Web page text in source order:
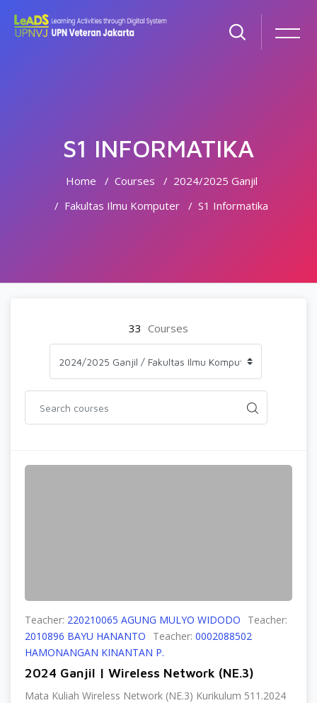
S1 INFORMATIKA
Home Courses
2024/2025 Ganjil
Fakultas Ilmu Komputer
S1 Informatika
33 Courses
Teacher: 220210065 AGUNG MULYO WIDODO
Teacher:
2010896 BAYU HANANTO
Teacher: 0002088502
HAMONANGAN KINANTAN P.
2024 Ganjil | Wireless Network (NE.3)
Mata Kuliah Wireless Network (NE.3) Kurikulum 511.2024